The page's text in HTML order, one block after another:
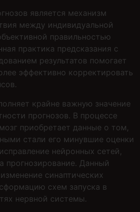
является механизм
между индивидуальной
правильностью
практика предсказания с
результатов помогает
эффективно корректировать
крайне важную значение
прогнозов. В процессе
приобретает данные о том,
стали его минувшие оценки
нейронных сетей,
прогнозирование. Данный
синаптических
схем запуска в
нервной системы.